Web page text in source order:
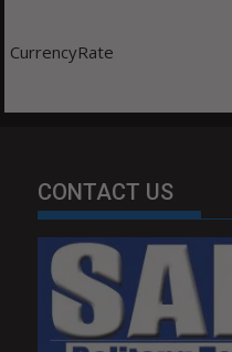
CurrencyRate
CONTACT US